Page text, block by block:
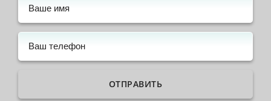
ОТПРАВИТЬ